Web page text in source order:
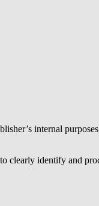
internal
clearly identify and